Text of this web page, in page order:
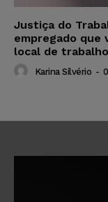
Justiça do
empregado que
local de trabalho
Karina Silvério -